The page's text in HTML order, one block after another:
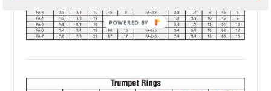
POWERED BY